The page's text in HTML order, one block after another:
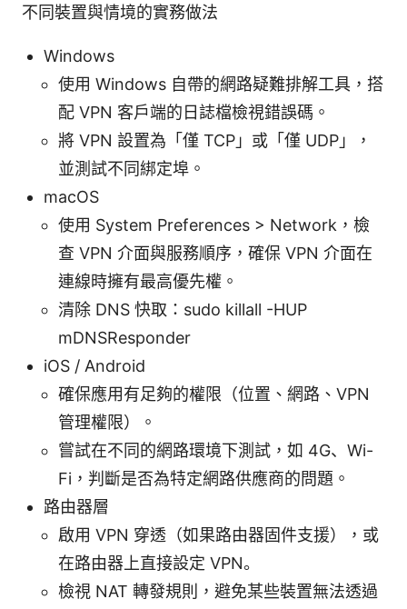
不同裝置與情境的實務做法
Windows
使用 Windows 自帶的網路疑難排解工具，搭
配 VPN 客戶端的日誌檔檢視錯誤碼。
將 VPN 設置為「僅 TCP」或「僅 UDP」，
並測試不同綁定埠。
macOS
使用 System Preferences > Network，檢
查 VPN 介面與服務順序，確保 VPN 介面在
連線時擁有最高優先權。
清除 DNS 快取：sudo killall -HUP
mDNSResponder
iOS / Android
確保應用有足夠的權限（位置、網路、VPN
管理權限）。
嘗試在不同的網路環境下測試，如 4G、Wi-
Fi，判斷是否為特定網路供應商的問題。
路由器層
啟用 VPN 穿透（如果路由器固件支援），或
在路由器上直接設定 VPN。
檢視 NAT 轉發規則，避免某些裝置無法透過